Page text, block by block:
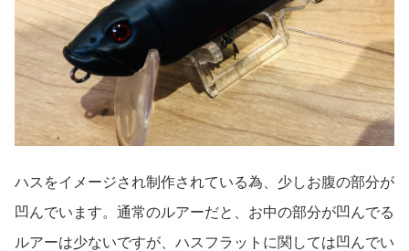
ハスをイメージされ制作されている為、少しお腹の部分が
凹んでいます。通常のルアーだと、お中の部分が凹んでる
ルアーは少ないですが、ハスフラットに関しては凹んでい